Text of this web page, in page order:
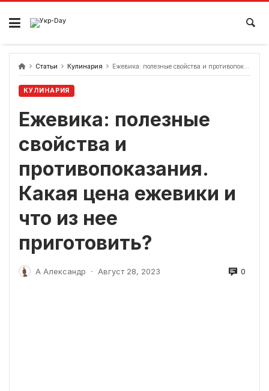
перейти
содержанию
Статьи Кулинария Ежевика: полезные свойства и противопоказания. Какая цена ежевики и что из нее приготовить?
КУЛИНАРИЯ
Ежевика: полезные
свойства и
противопоказания.
Какая цена ежевики и
что из нее
приготовить?
А Александр - Август 28, 2023 0